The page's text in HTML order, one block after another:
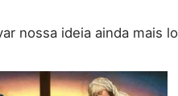
nossa ideia ainda mais